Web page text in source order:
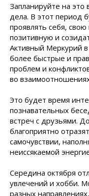
Запланируйте на
дела. В этот период
проявлять себя,
позитивную и
Активный Меркурий
более быстрые и
проблем и
во
Это будет время
познавательных
встреч с друзьями.
благоприятно
самочувствии,
неиссякаемой
Середина октября
увлечений и хобби.
разных